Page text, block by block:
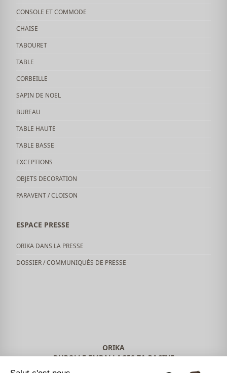
CONSOLE ET COMMODE
CHAISE
TABOURET
TABLE
CORBEILLE
SAPIN DE NOEL
BUREAU
TABLE HAUTE
TABLE BASSE
EXCEPTIONS
OBJETS DECORATION
PARAVENT / CLOISON
ESPACE PRESSE
ORIKA DANS LA PRESSE
DOSSIER / COMMUNIQUÉS DE PRESSE
ORIKA
DUROLLE EMBALLAGES ZA RACINE